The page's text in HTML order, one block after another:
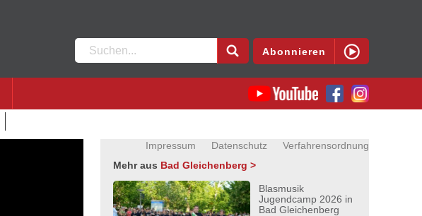
Suchen
nach:
Abonnieren
Impressum Datenschutz
Verfahrensordnung
Mehr aus Bad Gleichenberg >
Blasmusik
Jugendcamp 2026 in
Bad Gleichenberg